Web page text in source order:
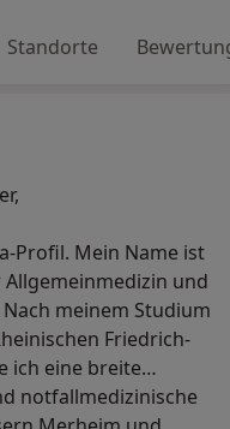
Standorte
Profil. Mein Name ist
und
meinem Studium
Friedrich-
ich eine breite
notfallmedizinische